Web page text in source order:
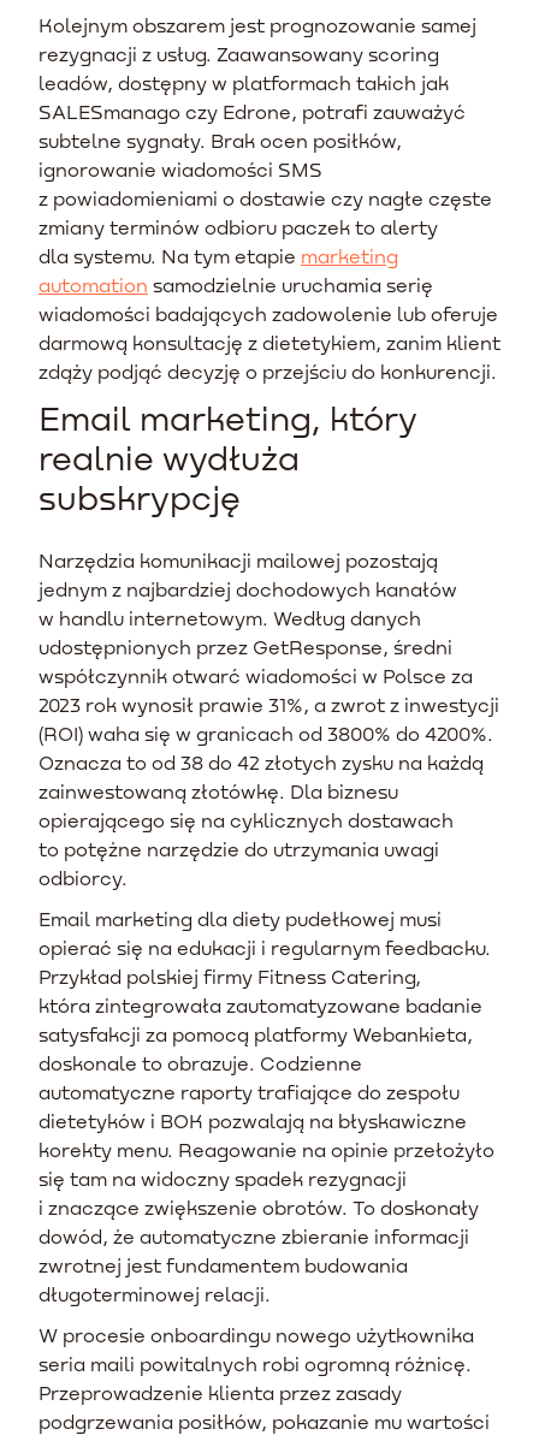
Kolejnym obszarem jest prognozowanie samej
rezygnacji z usług. Zaawansowany scoring
leadów, dostępny w platformach takich jak
SALESmanago czy Edrone, potrafi zauważyć
subtelne sygnały. Brak ocen posiłków,
ignorowanie wiadomości SMS
z powiadomieniami o dostawie czy nagłe częste
zmiany terminów odbioru paczek to alerty
dla systemu. Na tym etapie marketing
automation samodzielnie uruchamia serię
wiadomości badających zadowolenie lub oferuje
darmową konsultację z dietetykiem, zanim klient
zdąży podjąć decyzję o przejściu do konkurencji.
Email marketing, który
realnie wydłuża
subskrypcję
Narzędzia komunikacji mailowej pozostają
jednym z najbardziej dochodowych kanałów
w handlu internetowym. Według danych
udostępnionych przez GetResponse, średni
współczynnik otwarć wiadomości w Polsce za
2023 rok wynosił prawie 31%, a zwrot z inwestycji
(ROI) waha się w granicach od 3800% do 4200%.
Oznacza to od 38 do 42 złotych zysku na każdą
zainwestowaną złotówkę. Dla biznesu
opierającego się na cyklicznych dostawach
to potężne narzędzie do utrzymania uwagi
odbiorcy.
Email marketing dla diety pudełkowej musi
opierać się na edukacji i regularnym feedbacku.
Przykład polskiej firmy Fitness Catering,
która zintegrowała zautomatyzowane badanie
satysfakcji za pomocą platformy Webankieta,
doskonale to obrazuje. Codzienne
automatyczne raporty trafiające do zespołu
dietetyków i BOK pozwalają na błyskawiczne
korekty menu. Reagowanie na opinie przełożyło
się tam na widoczny spadek rezygnacji
i znaczące zwiększenie obrotów. To doskonały
dowód, że automatyczne zbieranie informacji
zwrotnej jest fundamentem budowania
długoterminowej relacji.
W procesie onboardingu nowego użytkownika
seria maili powitalnych robi ogromną różnicę.
Przeprowadzenie klienta przez zasady
podgrzewania posiłków, pokazanie mu wartości